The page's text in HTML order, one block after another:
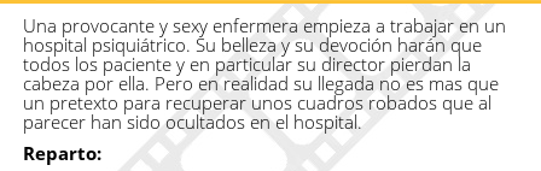
Una provocante y sexy enfermera empieza a trabajar en un
hospital psiquiátrico. Su belleza y su devoción harán que
todos los paciente y en particular su director pierdan la
cabeza por ella. Pero en realidad su llegada no es mas que
un pretexto para recuperar unos cuadros robados que al
parecer han sido ocultados en el hospital.
Reparto: